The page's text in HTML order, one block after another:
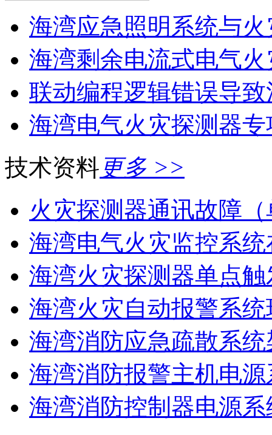
海湾应急照明系统与火
海湾剩余电流式电气火
联动编程逻辑错误导致
海湾电气火灾探测器
技术资料 更多 >>
火灾探测器通讯故障
海湾电气火灾监控系统
海湾火灾探测器单点
海湾火灾自动报警系统
海湾消防应急疏散系统
海湾消防报警主机电源
海湾消防控制器电源系